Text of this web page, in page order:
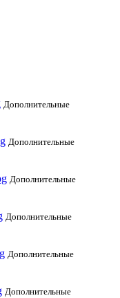
Дополнительные
Дополнительные
Дополнительные
Дополнительные
Дополнительные
Дополнительные